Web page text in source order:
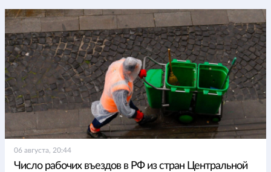
06 августа, 20:44
Число рабочих въездов в РФ из стран Центральной